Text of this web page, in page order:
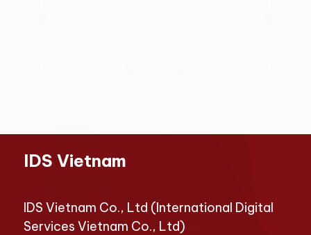
IDS Vietnam
IDS Vietnam Co., Ltd (International Digital
Services Vietnam Co., Ltd)